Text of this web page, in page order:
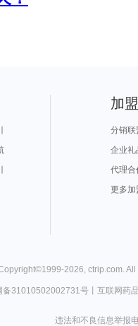
加
分销联
企业礼
代理合
更多加
1999-2026 ctrip.com .
备31010502002731号丨 互联网药
违法和不良信息举报